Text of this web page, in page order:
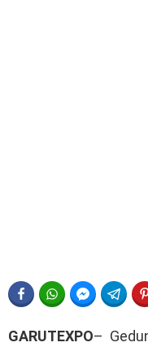
FACEBOOKWHATSAPP
GARUTEXPO–